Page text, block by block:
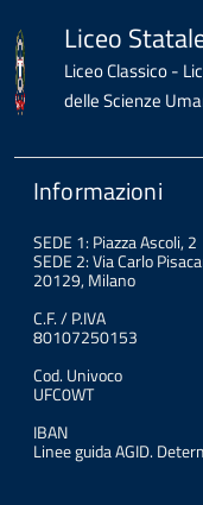
Liceo
Liceo Classico -
delle Scienze
Informazioni
SEDE 1: Piazza Ascoli, 2
SEDE 2: Via Carlo
20129, Milano
C.F. / P.IVA
80107250153
Cod. Univoco
UFC0WT
IBAN
Linee guida AGID.